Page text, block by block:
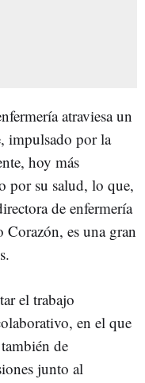
atraviesa un
impulsado por la
hoy más
por su salud, lo que,
de enfermería
es una gran
el trabajo
en el que
de
junto al